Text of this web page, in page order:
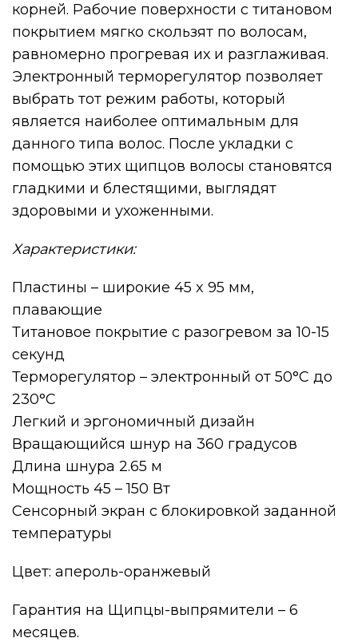
корней. Рабочие поверхности с титановом
покрытием мягко скользят по волосам,
равномерно прогревая их и разглаживая.
Электронный терморегулятор позволяет
выбрать тот режим работы, который
является наиболее оптимальным для
данного типа волос. После укладки с
помощью этих щипцов волосы становятся
гладкими и блестящими, выглядят
здоровыми и ухоженными.
Характеристики:
Пластины – широкие 45 x 95 мм,
плавающие
Титановое покрытие с разогревом за 10-15
секунд
Терморегулятор – электронный от 50°С до
230°С
Легкий и эргономичный дизайн
Вращающийся шнур на 360 градусов
Длина шнура 2.65 м
Мощность 45 – 150 Вт
Сенсорный экран с блокировкой заданной
температуры
Цвет: апероль-оранжевый
Гарантия на Щипцы-выпрямители – 6
месяцев.